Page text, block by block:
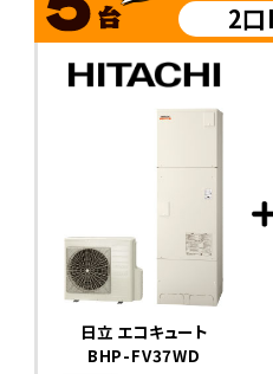
2口
日立 エコキュート
BHP-FV37WD